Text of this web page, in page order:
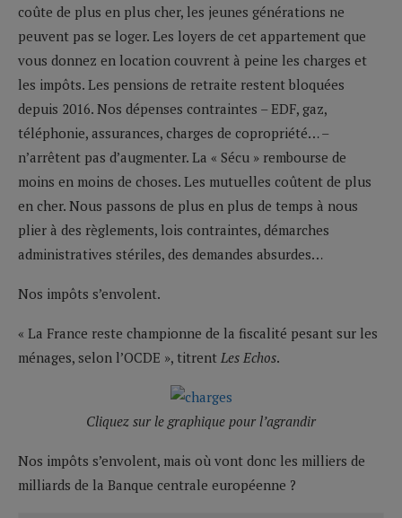
coûte de plus en plus cher, les jeunes générations ne
peuvent pas se loger. Les loyers de cet appartement que
vous donnez en location couvrent à peine les charges et
les impôts. Les pensions de retraite restent bloquées
depuis 2016. Nos dépenses contraintes – EDF, gaz,
téléphonie, assurances, charges de copropriété… –
n’arrêtent pas d’augmenter. La « Sécu » rembourse de
moins en moins de choses. Les mutuelles coûtent de plus
en cher. Nous passons de plus en plus de temps à nous
plier à des règlements, lois contraintes, démarches
administratives stériles, des demandes absurdes…
Nos impôts s’envolent.
« La France reste championne de la fiscalité pesant sur les
ménages, selon l’OCDE », titrent Les Echos.
Cliquez sur le graphique pour l’agrandir
Nos impôts s’envolent, mais où vont donc les milliers de
milliards de la Banque centrale européenne ?